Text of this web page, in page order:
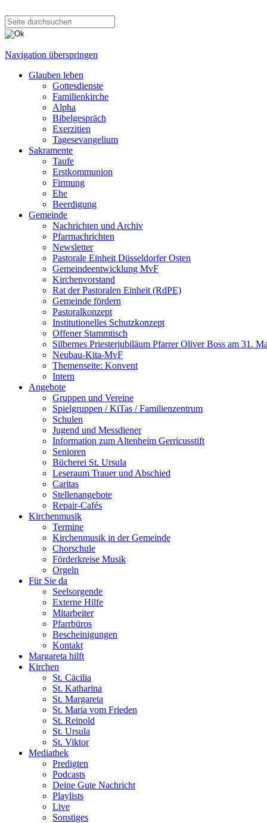
Navigation überspringen
Glauben leben
Gottesdienste
Familienkirche
Alpha
Bibelgespräch
Exerzitien
Tagesevangelium
Sakramente
Taufe
Erstkommunion
Firmung
Ehe
Beerdigung
Gemeinde
Nachrichten und Archiv
Pfarrnachrichten
Newsletter
Pastorale Einheit Düsseldorfer Osten
Gemeindeentwicklung MvF
Kirchenvorstand
Rat der Pastoralen Einheit (RdPE)
Gemeinde fördern
Pastoralkonzept
Institutionelles Schutzkonzept
Offener Stammtisch
Silbernes Priesterjubiläum Pfarrer Oliver Boss am 31.
Neubau-Kita-MvF
Themenseite: Konvent
Intern
Angebote
Gruppen und Vereine
Spielgruppen / KiTas / Familienzentrum
Schulen
Jugend und Messdiener
Information zum Altenheim Gerricusstift
Senioren
Bücherei St. Ursula
Leseraum Trauer und Abschied
Caritas
Stellenangebote
Repair-Cafés
Kirchenmusik
Termine
Kirchenmusik in der Gemeinde
Chorschule
Förderkreise Musik
Orgeln
Für Sie da
Seelsorgende
Externe Hilfe
Mitarbeiter
Pfarrbüros
Bescheinigungen
Kontakt
Margareta hilft
Kirchen
St. Cäcilia
St. Katharina
St. Margareta
St. Maria vom Frieden
St. Reinold
St. Ursula
St. Viktor
Mediathek
Predigten
Podcasts
Deine Gute Nachricht
Playlists
Live
Sonstiges